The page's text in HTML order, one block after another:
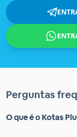
Perguntas
O que é o Kotas